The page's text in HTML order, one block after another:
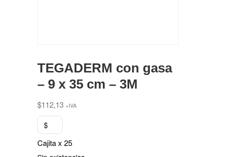
TEGADERM con gasa
– 9 x 35 cm – 3M
$112,13 +IVA
$
Cajita x 25